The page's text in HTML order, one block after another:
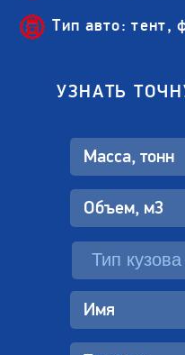
Тип авто: тент,
УЗНАТЬ